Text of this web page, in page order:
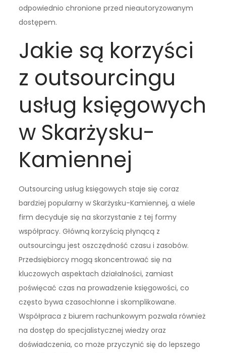
odpowiednio chronione przed nieautoryzowanym
dostępem.
Jakie są korzyści
z outsourcingu
usług księgowych
w Skarżysku-
Kamiennej
Outsourcing usług księgowych staje się coraz
bardziej popularny w Skarżysku-Kamiennej, a wiele
firm decyduje się na skorzystanie z tej formy
współpracy. Główną korzyścią płynącą z
outsourcingu jest oszczędność czasu i zasobów.
Przedsiębiorcy mogą skoncentrować się na
kluczowych aspektach działalności, zamiast
poświęcać czas na prowadzenie księgowości, co
często bywa czasochłonne i skomplikowane.
Współpraca z biurem rachunkowym pozwala również
na dostęp do specjalistycznej wiedzy oraz
doświadczenia, co może przyczynić się do lepszego